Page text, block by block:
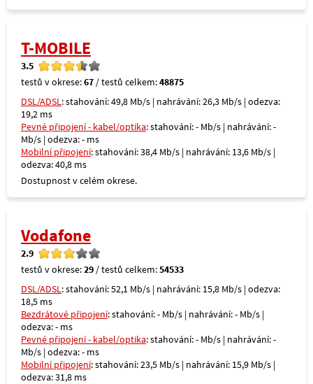
T-MOBILE
3.5
testů v okrese:67 / testů celkem:48875
DSL/ADSL: stahování: 49,8 Mb/s | nahrávání: 26,3 Mb/s | odezva:
19,2 ms
Pevné připojení - kabel/optika: stahování: - Mb/s | nahrávání: -
Mb/s | odezva: - ms
Mobilní připojení: stahování: 38,4 Mb/s | nahrávání: 13,6 Mb/s |
odezva: 40,8 ms
Dostupnost v celém okrese.
Vodafone
2.9
testů v okrese:29 / testů celkem:54533
DSL/ADSL: stahování: 52,1 Mb/s | nahrávání: 15,8 Mb/s | odezva:
18,5 ms
Bezdrátové připojení: stahování: - Mb/s | nahrávání: - Mb/s |
odezva: - ms
Pevné připojení - kabel/optika: stahování: - Mb/s | nahrávání: -
Mb/s | odezva: - ms
Mobilní připojení: stahování: 23,5 Mb/s | nahrávání: 15,9 Mb/s |
odezva: 31,8 ms